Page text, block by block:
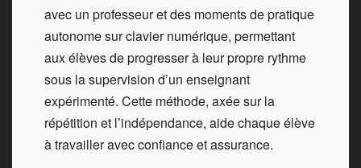
avec un professeur et des moments de pratique
autonome sur clavier numérique, permettant
aux élèves de progresser à leur propre rythme
sous la supervision d’un enseignant
expérimenté. Cette méthode, axée sur la
répétition et l’indépendance, aide chaque élève
à travailler avec confiance et assurance.